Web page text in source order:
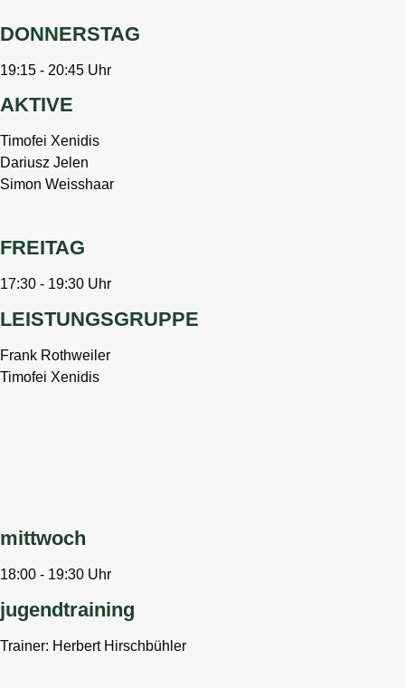
DONNERSTAG
19:15 - 20:45 Uhr
AKTIVE
Timofei Xenidis
Dariusz Jelen
Simon Weisshaar
FREITAG
17:30 - 19:30 Uhr
LEISTUNGSGRUPPE
Frank Rothweiler
Timofei Xenidis
mittwoch
18:00 - 19:30 Uhr
jugendtraining
Trainer: Herbert Hirschbühler